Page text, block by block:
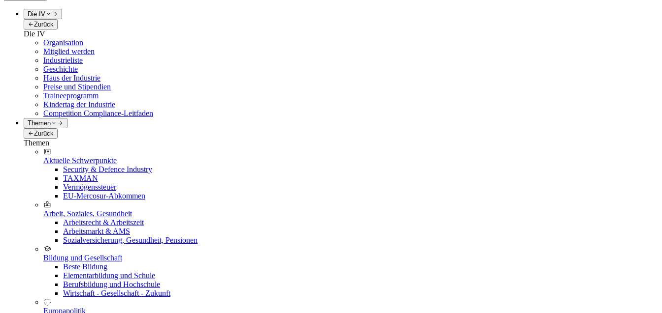
Die IV
Zurück
Die IV
Organisation
Mitglied werden
Industrieliste
Geschichte
Haus der Industrie
Preise und Stipendien
Traineeprogramm
Kindertag der Industrie
Competition Compliance-Leitfaden
Themen
Zurück
Themen
Aktuelle Schwerpunkte
Security & Defence Industry
TAXMAN
Vermögenssteuer
EU-Mercosur-Abkommen
Arbeit, Soziales, Gesundheit
Arbeitsrecht & Arbeitszeit
Arbeitsmarkt & AMS
Sozialversicherung, Gesundheit, Pensionen
Bildung und Gesellschaft
Beste Bildung
Elementarbildung und Schule
Berufsbildung und Hochschule
Wirtschaft - Gesellschaft - Zukunft
Europapolitik